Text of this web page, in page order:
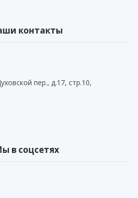
контакты
пер., д.17, стр.10,
в соцсетях